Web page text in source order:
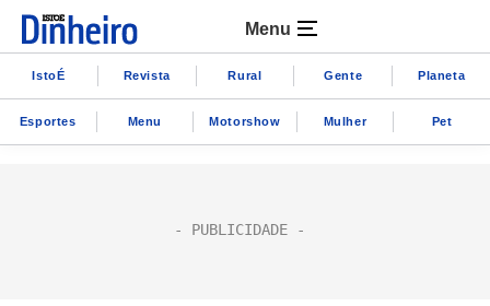
Menu
IstoÉ Revista Rural Gente Planeta
Esportes Menu Motorshow Mulher Pet